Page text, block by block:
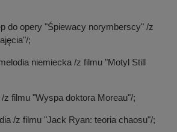
do opery "Śpiewacy norymberscy" /z
;
niemiecka /z filmu "Motyl Still
z filmu "Wyspa doktora Moreau"/;
/z filmu "Jack Ryan: teoria chaosu"/;